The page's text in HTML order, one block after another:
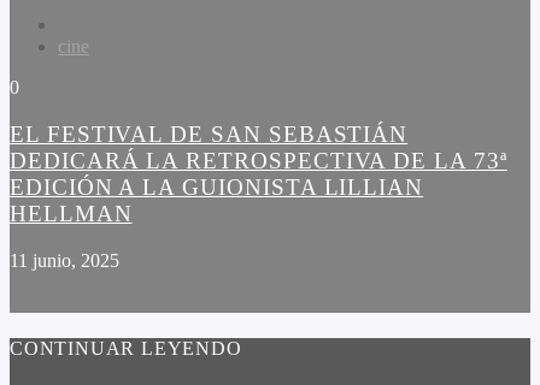
cine
0
EL FESTIVAL DE SAN SEBASTIÁN
DEDICARÁ LA RETROSPECTIVA DE LA 73ª
EDICIÓN A LA GUIONISTA LILLIAN
HELLMAN
11 junio, 2025
CONTINUAR LEYENDO